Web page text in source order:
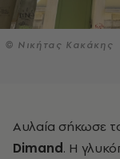
© Νικήτας Κακάκης
Αυλαία σήκωσε
Dimand. Η